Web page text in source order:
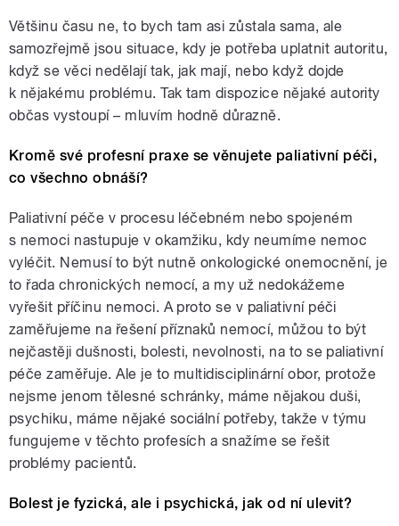
Většinu času ne, to bych tam asi zůstala sama, ale
samozřejmě jsou situace, kdy je potřeba uplatnit autoritu,
když se věci nedělají tak, jak mají, nebo když dojde
k nějakému problému. Tak tam dispozice nějaké autority
občas vystoupí – mluvím hodně důrazně.
Kromě své profesní praxe se věnujete paliativní péči,
co všechno obnáší?
Paliativní péče v procesu léčebném nebo spojeném
s nemoci nastupuje v okamžiku, kdy neumíme nemoc
vyléčit. Nemusí to být nutně onkologické onemocnění, je
to řada chronických nemocí, a my už nedokážeme
vyřešit příčinu nemoci. A proto se v paliativní péči
zaměřujeme na řešení příznaků nemocí, můžou to být
nejčastěji dušnosti, bolesti, nevolnosti, na to se paliativní
péče zaměřuje. Ale je to multidisciplinární obor, protože
nejsme jenom tělesné schránky, máme nějakou duši,
psychiku, máme nějaké sociální potřeby, takže v týmu
fungujeme v těchto profesích a snažíme se řešit
problémy pacientů.
Bolest je fyzická, ale i psychická, jak od ní ulevit?